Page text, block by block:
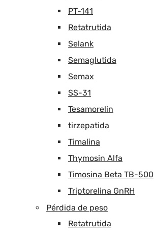
PT-141
Retatrutida
Selank
Semaglutida
Semax
SS-31
Tesamorelin
tirzepatida
Timalina
Thymosin Alfa
Timosina Beta TB-500
Triptorelina GnRH
Pérdida de peso
Retatrutida